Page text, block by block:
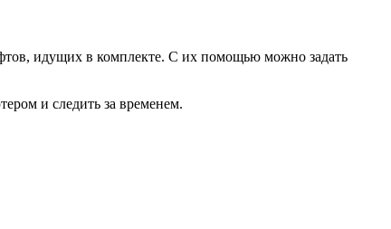
идущих в комплекте. С их помощью можно задать
и следить за временем.